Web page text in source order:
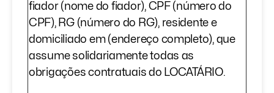
fiador (nome do fiador), CPF (número do
CPF), RG (número do RG), residente e
domiciliado em (endereço completo), que
assume solidariamente todas as
obrigações contratuais do LOCATÁRIO.